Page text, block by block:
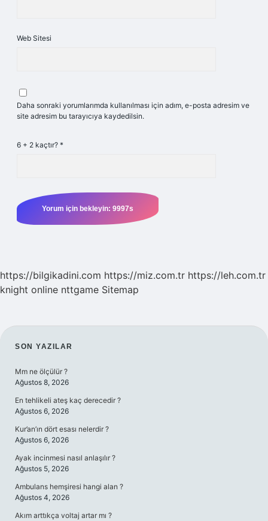
Web Sitesi
Daha sonraki yorumlarımda kullanılması için adım, e-posta adresim ve
site adresim bu tarayıcıya kaydedilsin.
6 + 2 kaçtır? *
https://bilgikadini.com https://miz.com.tr https://leh.com.tr
knight online nttgame Sitemap
SIDEBAR
SON YAZILAR
Mm ne ölçülür ?
Ağustos 8, 2026
En tehlikeli ateş kaç derecedir ?
Ağustos 6, 2026
Kur’an’ın dört esası nelerdir ?
Ağustos 6, 2026
Ayak incinmesi nasıl anlaşılır ?
Ağustos 5, 2026
Ambulans hemşiresi hangi alan ?
Ağustos 4, 2026
Akım arttıkça voltaj artar mı ?